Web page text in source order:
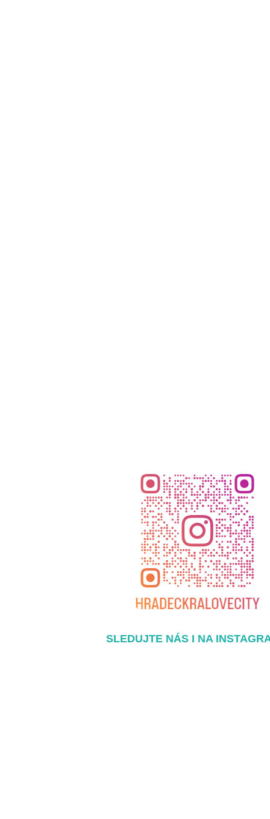
SLEDUJTE NÁS I NA